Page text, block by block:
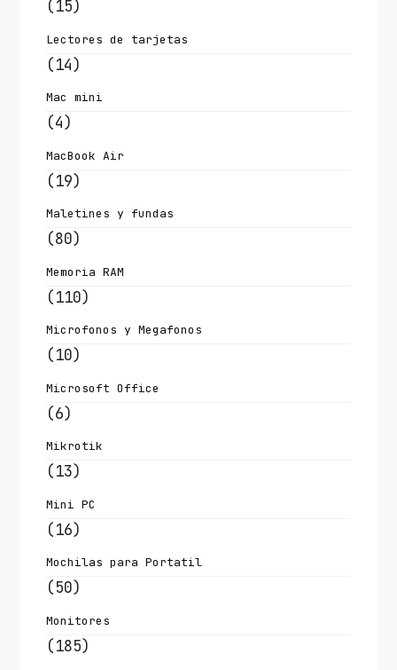
(15)
Lectores de tarjetas
(14)
Mac mini
(4)
MacBook Air
(19)
Maletines y fundas
(80)
Memoria RAM
(110)
Microfonos y Megafonos
(10)
Microsoft Office
(6)
Mikrotik
(13)
Mini PC
(16)
Mochilas para Portatil
(50)
Monitores
(185)